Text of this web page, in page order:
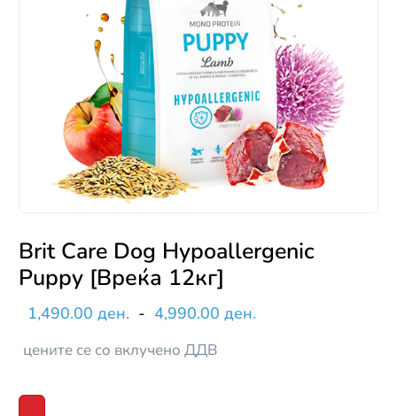
Brit Care Dog Hypoallergenic
Puppy [Вреќа 12кг]
1,490.00 ден. - 4,990.00 ден.
цените се со вклучено ДДВ